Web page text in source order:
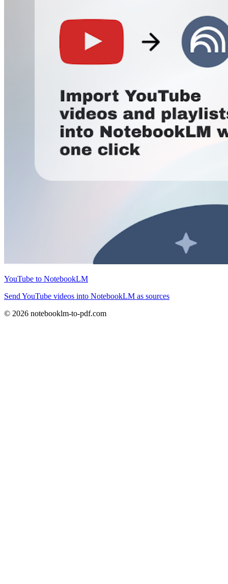
YouTube to NotebookLM
Send YouTube videos into NotebookLM as sources
© 2026 notebooklm-to-pdf.com